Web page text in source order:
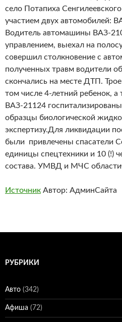
село Потапиха
участием двух автомобилей:
Водитель автомашины ВАЗ-
управлением, выехал на
совершил столкновение с
полученных травм водители
скончались на месте ДТП.
том числе 4-летний ребенок,
ВАЗ-21124
образцы биологической
экспертизу.Для ликвидации
были привлечены спасатели
единицы спецтехники и 10 (!)
состава. УМВД и МЧС
Источник Автор: АдминСайта
РУБРИКИ
Авто (342)
Афиша (72)